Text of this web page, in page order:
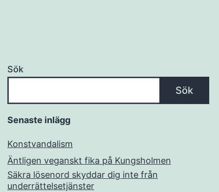
Sök
Sök
Senaste inlägg
Konstvandalism
Äntligen veganskt fika på Kungsholmen
Säkra lösenord skyddar dig inte från
underrättelsetjänster